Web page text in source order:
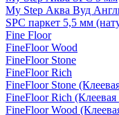
My Step Аква Вуд
SPC паркет 5,5 мм
Fine Floor
FineFloor Wood
FineFloor Stone
FineFloor Rich
FineFloor Stone
FineFloor Rich
FineFloor Wood